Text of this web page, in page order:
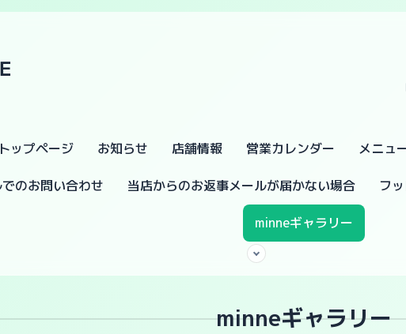
トップページ お知らせ 店舗情報 営業カレンダー メニュ
のお問い合わせ 当店からのお返事メールが届かない場合 フ
minneギャラリー
minneギャラリー